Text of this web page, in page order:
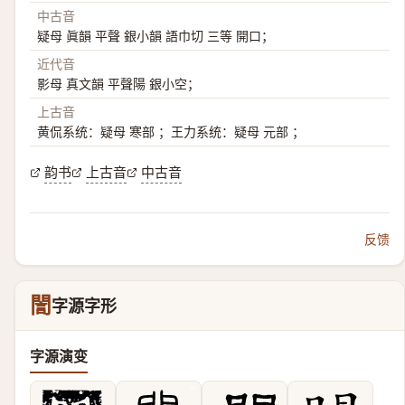
中古音
疑母 眞韻 平聲 銀小韻 語巾切 三等 開口；
近代音
影母 真文韻 平聲陽 銀小空；
上古音
黄侃系统：疑母 寒部 ；王力系统：疑母 元部 ；
韵书 上古音 中古音
反馈
誾 字源字形
字源演变